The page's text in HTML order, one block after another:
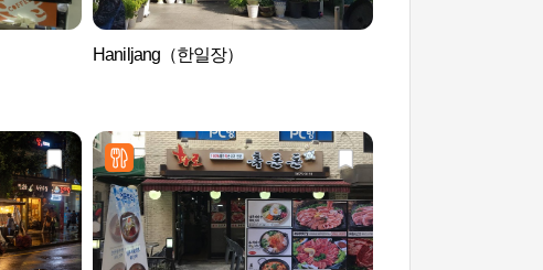
Haniljang（한일장）